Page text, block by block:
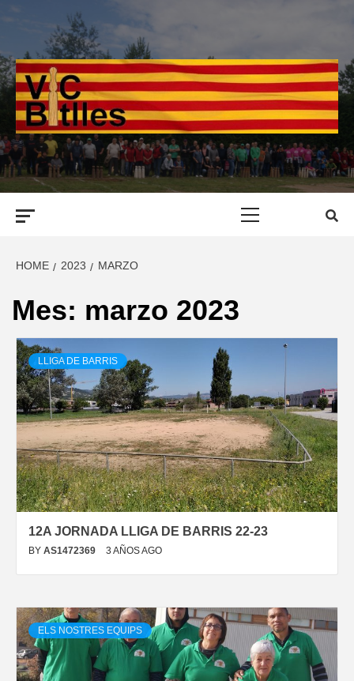
HOME 2023 MARZO
Mes: marzo 2023
LLIGA DE BARRIS
12A JORNADA LLIGA DE BARRIS 22-23
BY AS1472369 3 AÑOS AGO
ELS NOSTRES EQUIPS